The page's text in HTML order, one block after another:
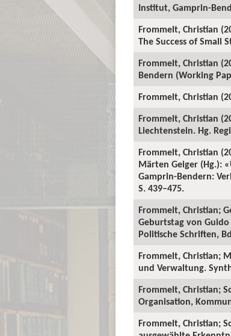
Institut, Gamprin-
Frommelt, Christian
The Success of Small
Frommelt, Christian
Bendern (Working
Frommelt, Christian
Frommelt, Christian
Liechtenstein. Hg.
Frommelt, Christian
Märten Geiger (Hg.):
Gamprin-Bendern:
S. 439–475.
Frommelt, Christian;
Geburtstag von
Politische Schriften,
Frommelt, Christian;
und Verwaltung.
Frommelt, Christian;
Organisation,
Frommelt, Christian;